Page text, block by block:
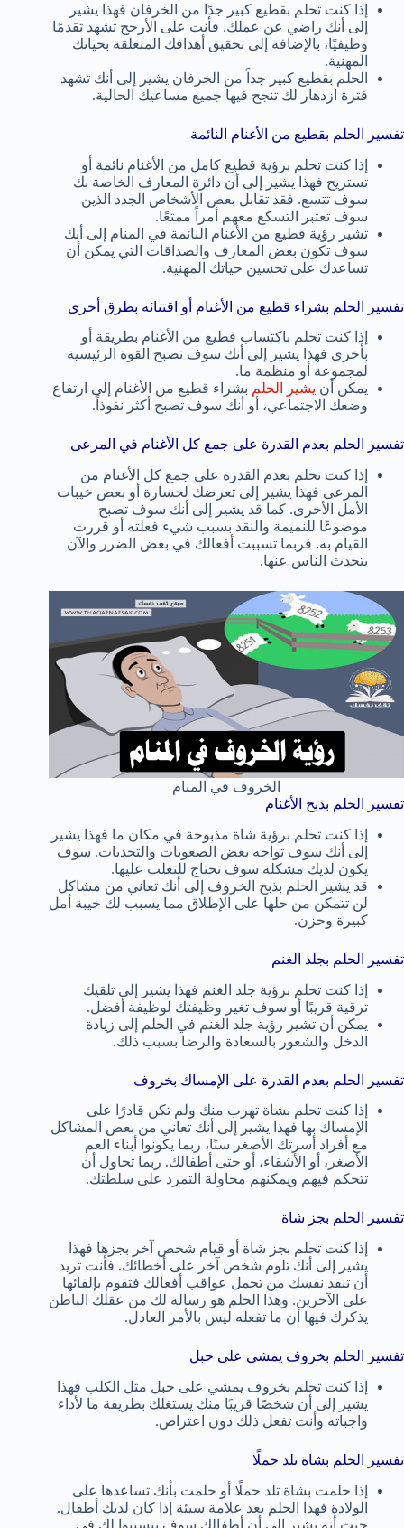
إذا كنت تحلم بقطيع كبير جدًا من الخرفان فهذا يشير
إلى أنك راضي عن عملك. فأنت على الأرجح تشهد تقدمًا
وظيفيًا، بالإضافة إلى تحقيق أهدافك المتعلقة بحياتك
المهنية.
الحلم بقطيع كبير جداً من الخرفان يشير إلى أنك تشهد
فترة ازدهار لك تنجح فيها جميع مساعيك الحالية.
تفسير الحلم بقطيع من الأغنام النائمة
إذا كنت تحلم برؤية قطيع كامل من الأغنام نائمة أو
تستريح فهذا يشير إلى أن دائرة المعارف الخاصة بك
سوف تتسع. فقد تقابل بعض الأشخاص الجدد الذين
سوف تعتبر التسكع معهم أمراً ممتعًا.
تشير رؤية قطيع من الأغنام النائمة في المنام إلى أنك
سوف تكون بعض المعارف والصداقات التي يمكن أن
تساعدك على تحسين حياتك المهنية.
تفسير الحلم بشراء قطيع من الأغنام أو اقتنائه بطرق أخرى
إذا كنت تحلم باكتساب قطيع من الأغنام بطريقة أو
بأخرى فهذا يشير إلى أنك سوف تصبح القوة الرئيسية
لمجموعة أو منظمة ما.
يمكن أن يشير الحلم بشراء قطيع من الأغنام إلى ارتفاع
وضعك الاجتماعي، أو أنك سوف تصبح أكثر نفوذاً.
تفسير الحلم بعدم القدرة على جمع كل الأغنام في المرعى
إذا كنت تحلم بعدم القدرة على جمع كل الأغنام من
المرعى فهذا يشير إلى تعرضك لخسارة أو بعض خيبات
الأمل الأخرى. كما قد يشير إلى أنك سوف تصبح
موضوعًا للنميمة والنقد بسبب شيء فعلته أو قررت
القيام به. فربما تسببت أفعالك في بعض الضرر والآن
يتحدث الناس عنها.
الخروف في المنام
تفسير الحلم بذبح الأغنام
إذا كنت تحلم برؤية شاة مذبوحة في مكان ما فهذا يشير
إلى أنك سوف تواجه بعض الصعوبات والتحديات. سوف
يكون لديك مشكلة سوف تحتاج للتغلب عليها.
قد يشير الحلم بذبح الخروف إلى أنك تعاني من مشاكل
لن تتمكن من حلها على الإطلاق مما يسبب لك خيبة أمل
كبيرة وحزن.
تفسير الحلم بجلد الغنم
إذا كنت تحلم برؤية جلد الغنم فهذا يشير إلى تلقيك
ترقية قريبًا أو سوف تغير وظيفتك لوظيفة أفضل.
يمكن أن تشير رؤية جلد الغنم في الحلم إلى زيادة
الدخل والشعور بالسعادة والرضا بسبب ذلك.
تفسير الحلم بعدم القدرة على الإمساك بخروف
إذا كنت تحلم بشاة تهرب منك ولم تكن قادرًا على
الإمساك بها فهذا يشير إلى أنك تعاني من بعض المشاكل
مع أفراد أسرتك الأصغر سنًا، ربما يكونوا أبناء العم
الأصغر، أو الأشقاء، أو حتى أطفالك. ربما تحاول أن
تتحكم فيهم ويمكنهم محاولة التمرد على سلطتك.
تفسير الحلم بجز شاة
إذا كنت تحلم بجز شاة أو قيام شخص آخر بجزها فهذا
يشير إلى أنك تلوم شخص آخر على أخطائك. فأنت تريد
أن تنقذ نفسك من تحمل عواقب أفعالك فتقوم بإلقائها
على الآخرين. وهذا الحلم هو رسالة لك من عقلك الباطن
يذكرك فيها أن ما تفعله ليس بالأمر العادل.
تفسير الحلم بخروف يمشي على حبل
إذا كنت تحلم بخروف يمشي على حبل مثل الكلب فهذا
يشير إلى أن شخصًا قريبًا منك يستغلك بطريقة ما لأداء
واجباته وأنت تفعل ذلك دون اعتراض.
تفسير الحلم بشاة تلد حملًا
إذا حلمت بشاة تلد حملًا أو حلمت بأنك تساعدها على
الولادة فهذا الحلم يعد علامة سيئة إذا كان لديك أطفال.
حيث أنه يشير إلى أن أطفالك سوف يتسببوا لك في